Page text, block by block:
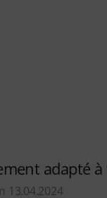
adapté
13.04.2024